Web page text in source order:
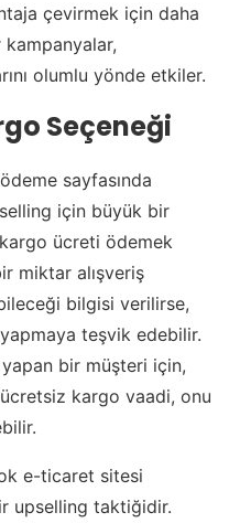
çevirmek için daha
olumlu yönde etkiler.
Seçeneği
sayfasında
için büyük bir
ücreti ödemek
miktar alışveriş
bilgisi verilirse,
teşvik edebilir.
yapan bir müşteri için,
kargo vaadi, onu
e-ticaret sitesi
upselling taktiğidir.